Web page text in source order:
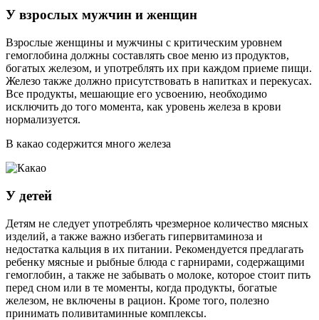
У взрослых мужчин и женщин
Взрослые женщины и мужчины с критическим уровнем
гемоглобина должны составлять свое меню из продуктов,
богатых железом, и употреблять их при каждом приеме пищи.
Железо также должно присутствовать в напитках и перекусах.
Все продукты, мешающие его усвоению, необходимо
исключить до того момента, как уровень железа в крови
нормализуется.
В какао содержится много железа
У детей
Детям не следует употреблять чрезмерное количество мясных
изделий, а также важно избегать гипервитаминоза и
недостатка кальция в их питании. Рекомендуется предлагать
ребенку мясные и рыбные блюда с гарнирами, содержащими
гемоглобин, а также не забывать о молоке, которое стоит пить
перед сном или в те моменты, когда продукты, богатые
железом, не включены в рацион. Кроме того, полезно
принимать поливитаминные комплексы.